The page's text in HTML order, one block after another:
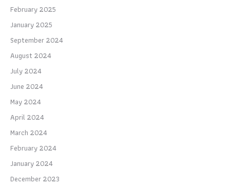
February 2025
January 2025
September 2024
August 2024
July 2024
June 2024
May 2024
April 2024
March 2024
February 2024
January 2024
December 2023